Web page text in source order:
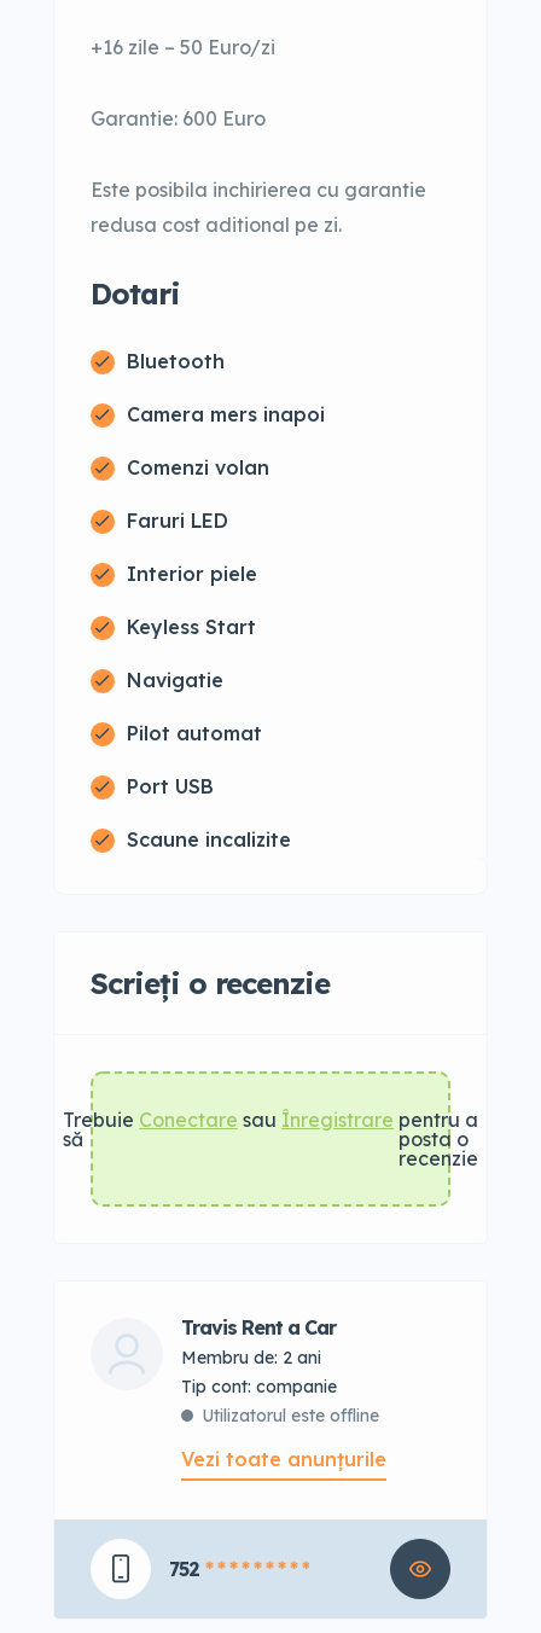
+16 zile – 50 Euro/zi
Garantie: 600 Euro
Este posibila inchirierea cu garantie
redusa cost aditional pe zi.
Dotari
Bluetooth
Camera mers inapoi
Comenzi volan
Faruri LED
Interior piele
Keyless Start
Navigatie
Pilot automat
Port USB
Scaune incalizite
Scrieți o recenzie
Trebuie
să
Conectare sau Înregistrare pentru a
posta o
recenzie
Travis Rent a Car
Membru de: 2 ani
tip cont: companie
Utilizatorul este offline
Vezi toate anunțurile
752 * * * * * * * * *